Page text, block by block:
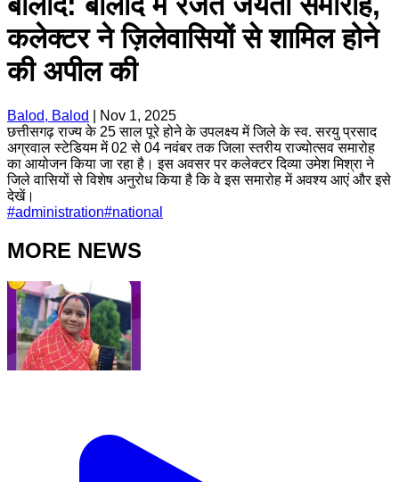
कलेक्टर ने ज़िलेवासियों से शामिल होने
की अपील की
Balod, Balod
Nov 1, 2025
छत्तीसगढ़ राज्य के 25 साल पूरे होने के उपलक्ष्य में जिले के स्व. सरयु प्रसाद
अग्रवाल स्टेडियम में 02 से 04 नवंबर तक जिला स्तरीय राज्योत्सव समारोह
का आयोजन किया जा रहा है। इस अवसर पर कलेक्टर दिव्या उमेश मिश्रा ने
जिले वासियों से विशेष अनुरोध किया है कि वे इस समारोह में अवश्य आएं और इसे
देखें।
#administration#national
MORE NEWS